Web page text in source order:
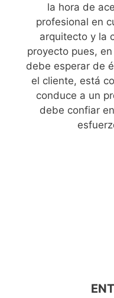
la hora de
profesional en
arquitecto y la
proyecto pues,
debe esperar de
el cliente, está
conduce a un
debe confiar